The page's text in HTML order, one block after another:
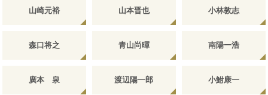
山崎元裕 山本晋也 小林敦志
森口将之 青山尚暉 南陽一浩
廣本 泉 渡辺陽一郎 小鮒康一